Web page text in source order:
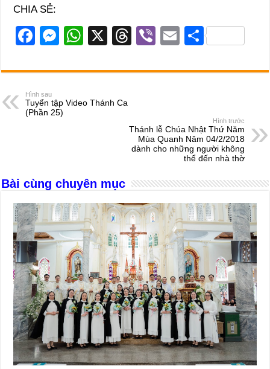
CHIA SẺ:
F
c
e
b
M
ss
n
W
at
A
X
T
e
s
Vi
er
E
ail
S
ar
Hình sau
Tuyển tập Video Thánh Ca
(Phần 25)
Hình trước
Thánh lễ Chúa Nhật Thứ Năm
Mùa Quanh Năm 04/2/2018
dành cho những người không
thể đến nhà thờ
Bài cùng chuyên mục